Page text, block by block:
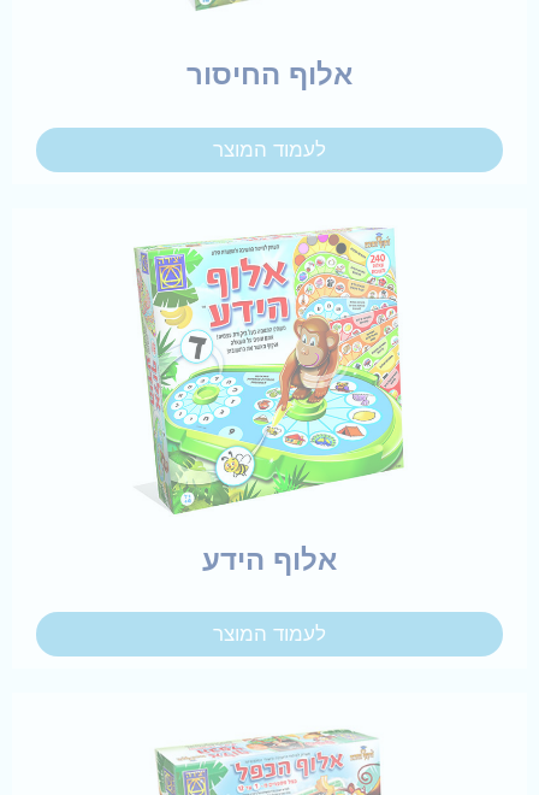
אלוף החיסור
לעמוד המוצר
אלוף הידע
לעמוד המוצר